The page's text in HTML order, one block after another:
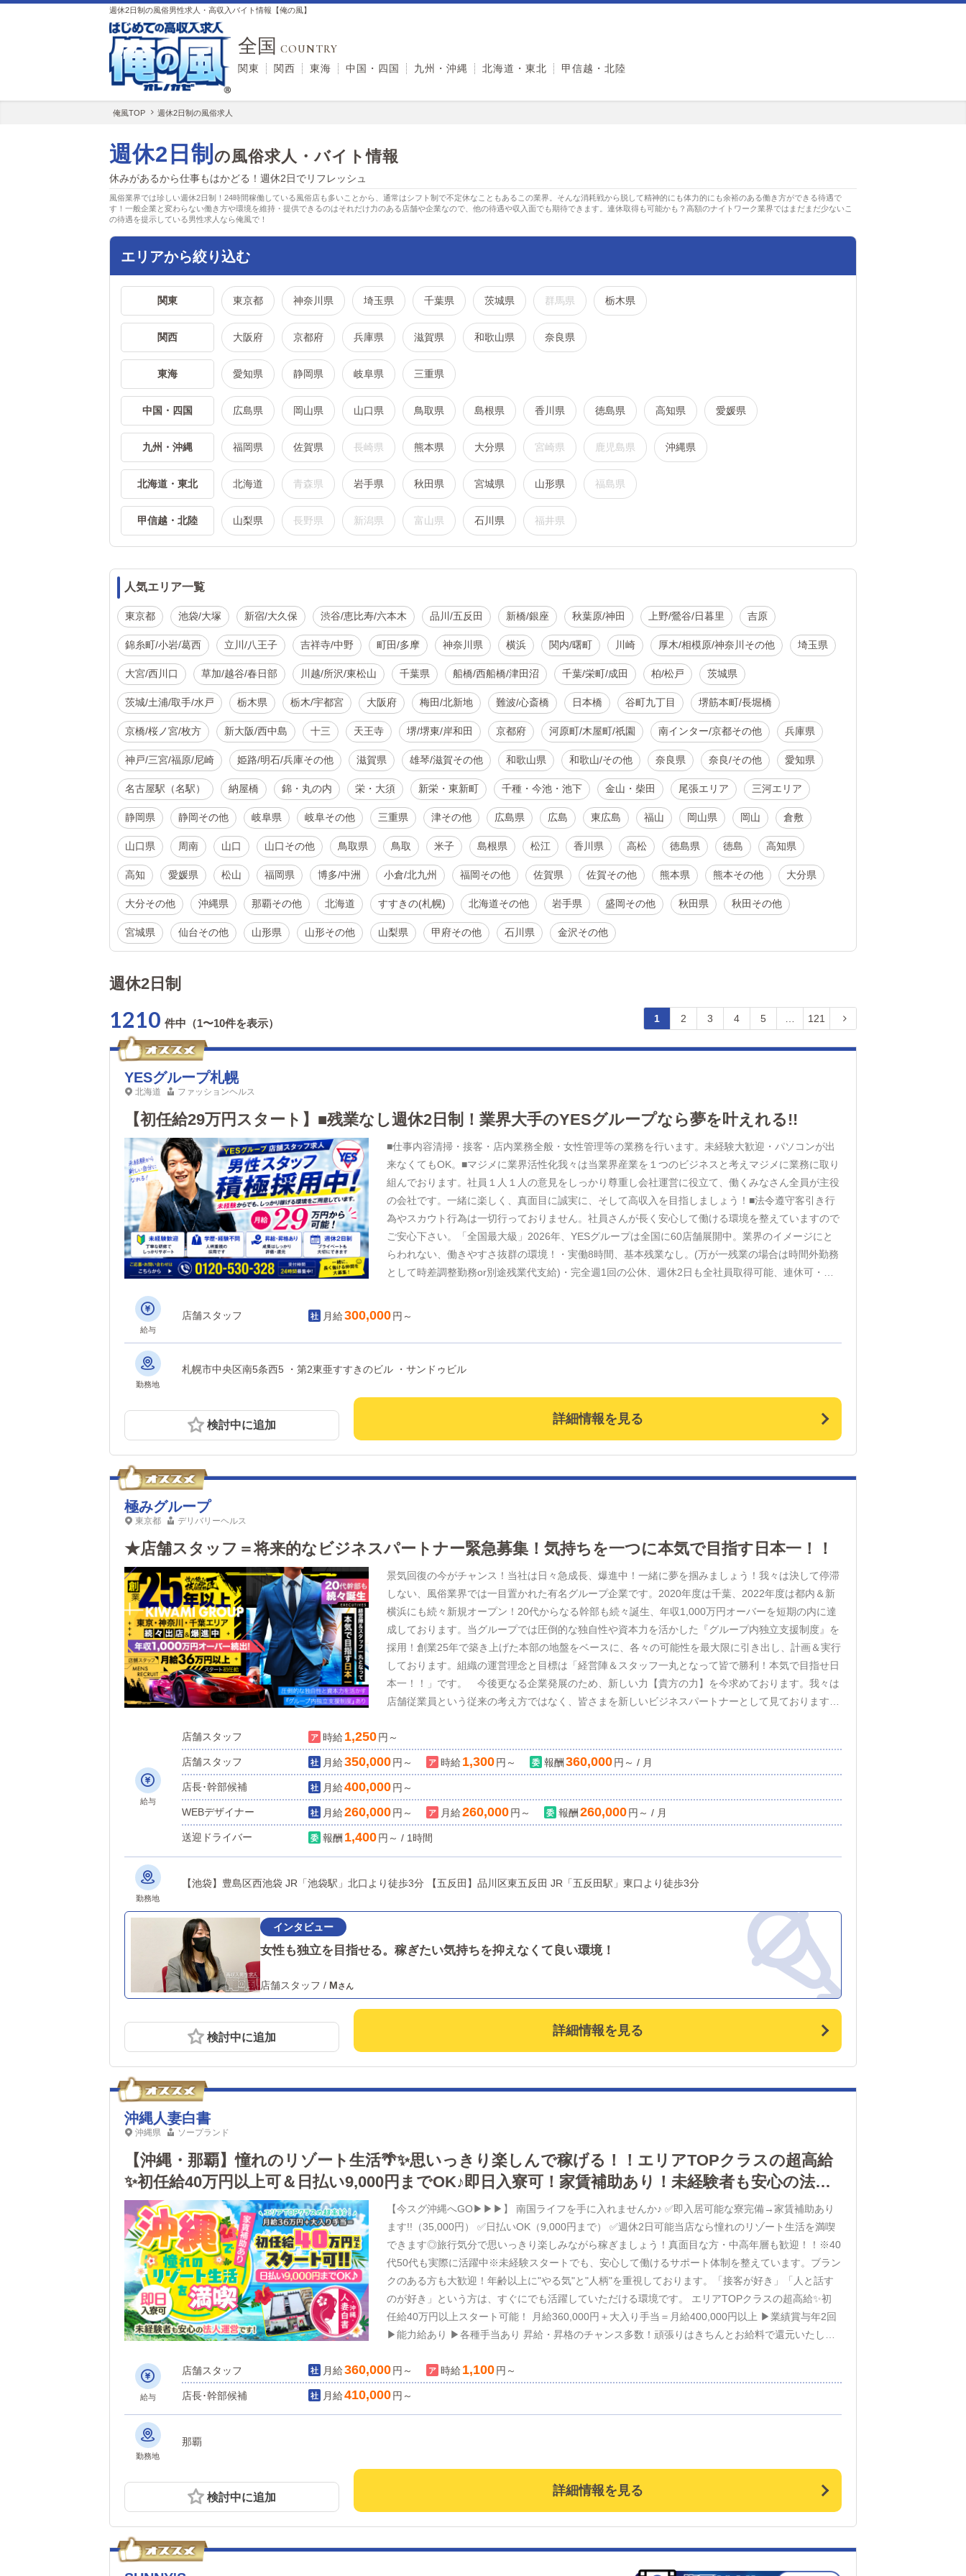
週休2日制の風俗男性求人・高収入バイト情報【俺の風】
全国 COUNTRY
関東 関西 東海 中国・四国 九州・沖縄 北海道・東北 甲信越・北陸
俺風TOP 週休2日制の風俗求人
週休2日制 の風俗求人・バイト情報
休みがあるから仕事もはかどる！週休2日でリフレッシュ
風俗業界では珍しい週休2日制！24時間稼働している風俗店も多いことから、通常はシフト制で不定休なこともあるこの業界。そんな消耗戦から脱して精神的にも体力的にも余裕のある働き方ができる待遇で
す！一般企業と変わらない働き方や環境を維持・提供できるのはそれだけ力のある店舗や企業なので、他の待遇や収入面でも期待できます。連休取得も可能かも？高額のナイトワーク業界ではまだまだ少ないこ
の待遇を提示している男性求人なら俺風で！
エリアから絞り込む
関東 東京都 神奈川県 埼玉県 千葉県 茨城県 群馬県 栃木県
関西 大阪府 京都府 兵庫県 滋賀県 和歌山県 奈良県
東海 愛知県 静岡県 岐阜県 三重県
中国・四国 広島県 岡山県 山口県 鳥取県 島根県 香川県 徳島県 高知県 愛媛県
九州・沖縄 福岡県 佐賀県 長崎県 熊本県 大分県 宮崎県 鹿児島県 沖縄県
北海道・東北 北海道 青森県 岩手県 秋田県 宮城県 山形県 福島県
甲信越・北陸 山梨県 長野県 新潟県 富山県 石川県 福井県
人気エリア一覧
東京都 池袋/大塚 新宿/大久保 渋谷/恵比寿/六本木 品川/五反田 新橋/銀座 秋葉原/神田 上野/鶯谷/日暮里 吉原
錦糸町/小岩/葛西 立川/八王子 吉祥寺/中野 町田/多摩 神奈川県 横浜 関内/曙町 川崎 厚木/相模原/神奈川その他 埼玉県
大宮/西川口 草加/越谷/春日部 川越/所沢/東松山 千葉県 船橋/西船橋/津田沼 千葉/栄町/成田 柏/松戸 茨城県
茨城/土浦/取手/水戸 栃木県 栃木/宇都宮 大阪府 梅田/北新地 難波/心斎橋 日本橋 谷町九丁目 堺筋本町/長堀橋
京橋/桜ノ宮/枚方 新大阪/西中島 十三 天王寺 堺/堺東/岸和田 京都府 河原町/木屋町/祇園 南インター/京都その他 兵庫県
神戸/三宮/福原/尼崎 姫路/明石/兵庫その他 滋賀県 雄琴/滋賀その他 和歌山県 和歌山/その他 奈良県 奈良/その他 愛知県
名古屋駅（名駅） 納屋橋 錦・丸の内 栄・大須 新栄・東新町 千種・今池・池下 金山・柴田 尾張エリア 三河エリア
静岡県 静岡その他 岐阜県 岐阜その他 三重県 津その他 広島県 広島 東広島 福山 岡山県 岡山 倉敷
山口県 周南 山口 山口その他 鳥取県 鳥取 米子 島根県 松江 香川県 高松 徳島県 徳島 高知県
高知 愛媛県 松山 福岡県 博多/中洲 小倉/北九州 福岡その他 佐賀県 佐賀その他 熊本県 熊本その他 大分県
大分その他 沖縄県 那覇その他 北海道 すすきの(札幌) 北海道その他 岩手県 盛岡その他 秋田県 秋田その他
宮城県 仙台その他 山形県 山形その他 山梨県 甲府その他 石川県 金沢その他
週休2日制
1210 件中（1〜10件を表示） 1 2 3 4 5 121
YESグループ札幌
北海道 ファッションヘルス
【初任給29万円スタート】■残業なし週休2日制！業界大手のYESグループなら夢を叶えれる!!
■仕事内容清掃・接客・店内業務全般・女性管理等の業務を行います。未経験大歓迎・パソコンが出
来なくてもOK。■マジメに業界活性化我々は当業界産業を１つのビジネスと考えマジメに業務に取り
組んでおります。社員１人１人の意見をしっかり尊重し会社運営に役立て、働くみなさん全員が主役
の会社です。一緒に楽しく、真面目に誠実に、そして高収入を目指しましょう！■法令遵守客引き行
為やスカウト行為は一切行っておりません。社員さんが長く安心して働ける環境を整えていますので
ご安心下さい。「全国最大級」2026年、YESグループは全国に60店舗展開中。業界のイメージにと
らわれない、働きやすさ抜群の環境！・実働8時間、基本残業なし。(万が一残業の場合は時間外勤務
として時差調整勤務or別途残業代支給)・完全週1回の公休、週休2日も全社員取得可能、連休可・正
円以上可能従業員全員に、年4回の昇格昇給、賞与ゲットのチャンスあり！
給与
店舗スタッフ 月給300,000円～
勤務地
札幌市中央区南5条西5 ・第2東亜すすきのビル ・サンドゥビル
検討中に追加 詳細情報を見る
極みグループ
東京都 デリバリーヘルス
★店舗スタッフ＝将来的なビジネスパートナー緊急募集！気持ちを一つに本気で目指す日本一！！
景気回復の今がチャンス！当社は日々急成長、爆進中！一緒に夢を掴みましょう！我々は決して停滞
しない、風俗業界では一目置かれた有名グループ企業です。2020年度は千葉、2022年度は都内＆新
横浜にも続々新規オープン！20代からなる幹部も続々誕生、年収1,000万円オーバーを短期の内に達
成しております。当グループでは圧倒的な独自性や資本力を活かした『グループ内独立支援制度』を
採用！創業25年で築き上げた本部の地盤をベースに、各々の可能性を最大限に引き出し、計画＆実行
しております。組織の運営理念と目標は「経営陣＆スタッフ一丸となって皆で勝利！本気で目指せ日
本一！！」です。 今後更なる企業発展のため、新しい力【貴方の力】を今求めております。我々は
店舗従業員という従来の考え方ではなく、皆さまを新しいビジネスパートナーとして見ております。
で力を合わせれば、1つだった可能性もやがては∞【無限大】となります！最後に…「楽に稼げる」
なんてあり得ません。絶対嘘です！他者より多く稼いで成り上がるには、より多くの努力が必要で
す。そんな考えを共感していただける、貴方だけを必要としています。経験や性別、容姿や年齢も一
切不問です！貴方からのご応募、心よりお待ちしております。 -------------≪緊急募集！≫-------------
WEBデザイナー＆WEBプログラマー募集！ 外国語（英語・中国語）対応出来る方、求ム！ いずれも
スキルに合わせて高待遇でお迎え致します♪ ※詳細はお問い合わせください。
給与
店舗スタッフ 時給 1,250円～
店舗スタッフ 月給350,000円～ 時給 1,300円～ 報酬360,000円～ / 月
店長･幹部候補 月給400,000円～
WEBデザイナー 月給260,000円～ 月給260,000円～ 報酬260,000円～ / 月
送迎ドライバー 報酬 1,400円～ / 1時間
勤務地
【池袋】豊島区西池袋 JR「池袋駅」北口より徒歩3分 【五反田】品川区東五反田 JR「五反田駅」東口より徒歩3分
女性も独立を目指せる。稼ぎたい気持ちを抑えなくて良い環境！
店舗スタッフ / M
検討中に追加 詳細情報を見る
沖縄人妻白書
沖縄県 ソープランド
【沖縄・那覇】憧れのリゾート生活🌴✨思いっきり楽しんで稼げる！！エリアTOPクラスの超高給
✨初任給40万円以上可＆日払い9,000円までOK♪即日入寮可！家賃補助あり！未経験者も安心の法人
運営です♪
【今スグ沖縄へGO▶▶▶】 南国ライフを手に入れませんか♪ ✅即入居可能な寮完備→家賃補助あり
ます!!（35,000円） ✅日払いOK（9,000円まで） ✅週休2日可能当店なら憧れのリゾート生活を満喫
できます◎旅行気分で思いっきり楽しみながら稼ぎましょう！真面目な方・中高年層も歓迎！！※40
代50代も実際に活躍中※未経験スタートでも、安心して働けるサポート体制を整えています。ブラン
クのある方も大歓迎！年齢以上に"やる気"と"人柄"を重視しております。「接客が好き」「人と話す
のが好き」という方は、すぐにでも活躍していただける環境です。 エリアTOPクラスの超高給✨初
任給40万円以上スタート可能！ 月給360,000円＋大入り手当＝月給400,000円以上 ▶業績賞与年2回
▶能力給あり ▶各種手当あり 昇給・昇格のチャンス多数！頑張りはきちんとお給料で還元いたしま
選択制⇩ ①週6勤1休 ②週5勤2休 🌟公休＋月4回リフレッシュ休暇OK！連休取得可能です♪ プライベ
ート重視で自分の時間を大切にできます。もちろん、ガッツリ仕事重視の方も歓迎！ご自身のライフ
かまいません。まずはお気軽にご質問ください。ご応募・お問い合わせ、楽しみにお待ちしておりま
す！
給与
店舗スタッフ 月給360,000円～ 時給 1,100円～
店長･幹部候補 月給410,000円～
勤務地
那覇
検討中に追加 詳細情報を見る